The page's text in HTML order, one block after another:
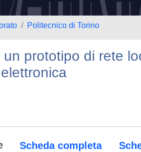
Politecnico di Torino
prototipo di rete
Scheda completa